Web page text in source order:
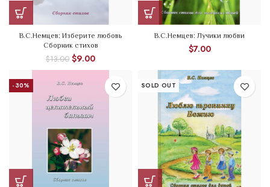
В.С.Немцев: Изберите любовь
Сборник стихов
$13.00 $9.00
В.С.Немцев: Лучики любви
$7.00
-30% SOLD OUT